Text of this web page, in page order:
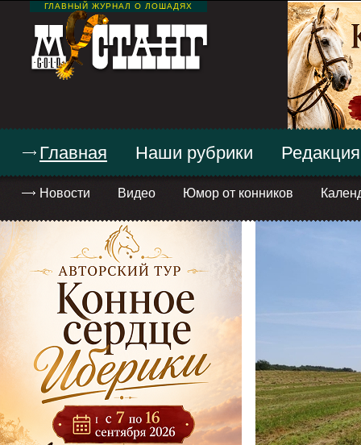
ГЛАВНЫЙ ЖУРНАЛ О ЛОШАДЯХ
Главная
Новости Видео Юмор от конников
Наши рубрики Редакция